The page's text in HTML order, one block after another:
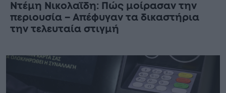
Ντέμη Νικολαΐδη: Πώς μοίρασαν την
περιουσία – Απέφυγαν τα δικαστήρια
την τελευταία στιγμή